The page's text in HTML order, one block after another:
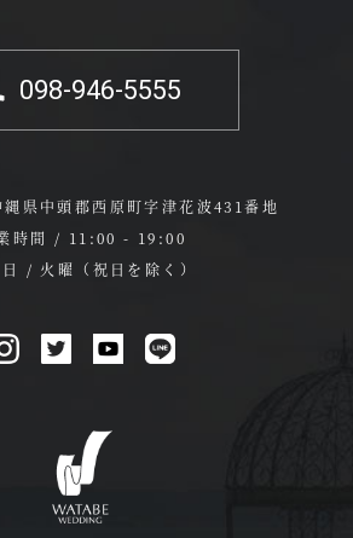
098-946-5555
県中頭郡西原町字津花波431番地
時間 / 11:00 - 19:00
/ 火曜（祝日を除く）